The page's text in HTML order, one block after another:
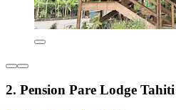
2. Pension Pare Lodge Tahiti